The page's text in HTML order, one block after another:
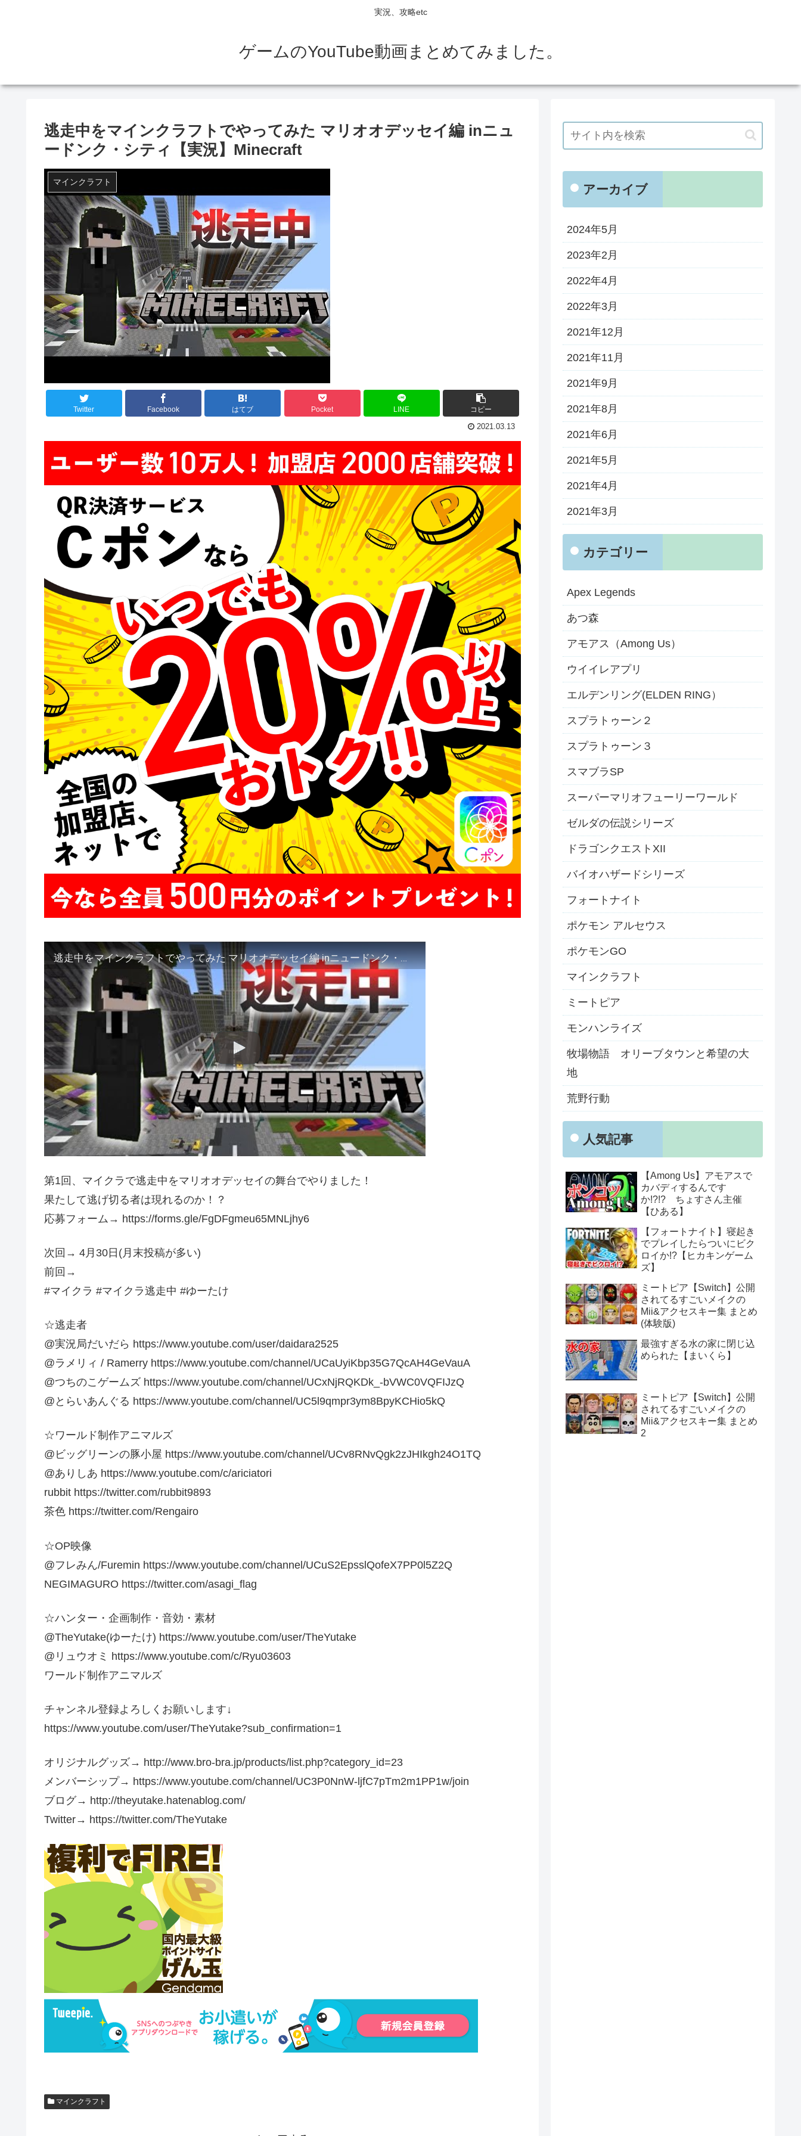
実況、攻略etc
ゲームのYouTube動画まとめてみました。
逃走中をマインクラフトでやってみた マリオオデッセイ編 inニュ
ードンク・シティ【実況】Minecraft
マインクラフト
Twitter Facebook はてブ Pocket LINE コピー
2021.03.13
逃走中をマインクラフトでやってみた マリオオデッセイ編 inニュードンク・シティ【実況】Minecraft
第1回、マイクラで逃走中をマリオオデッセイの舞台でやりました！
果たして逃げ切る者は現れるのか！？
応募フォーム→ https://forms.gle/FgDFgmeu65MNLjhy6
次回→ 4月30日(月末投稿が多い)
前回→
#マイクラ #マイクラ逃走中 #ゆーたけ
☆逃走者
@実況局だいだら https://www.youtube.com/user/daidara2525
@ラメリィ / Ramerry https://www.youtube.com/channel/UCaUyiKbp35G7QcAH4GeVauA
@つちのこゲームズ https://www.youtube.com/channel/UCxNjRQKDk_-bVWC0VQFIJzQ
@とらいあんぐる https://www.youtube.com/channel/UC5l9qmpr3ym8BpyKCHio5kQ
☆ワールド制作アニマルズ
@ビッグリーンの豚小屋 https://www.youtube.com/channel/UCv8RNvQgk2zJHIkgh24O1TQ
@ありしあ https://www.youtube.com/c/ariciatori
rubbit https://twitter.com/rubbit9893
茶色 https://twitter.com/Rengairo
☆OP映像
@フレみん/Furemin https://www.youtube.com/channel/UCuS2EpsslQofeX7PP0l5Z2Q
NEGIMAGURO https://twitter.com/asagi_flag
☆ハンター・企画制作・音効・素材
@TheYutake(ゆーたけ) https://www.youtube.com/user/TheYutake
@リュウオミ https://www.youtube.com/c/Ryu03603
ワールド制作アニマルズ
チャンネル登録よろしくお願いします↓
https://www.youtube.com/user/TheYutake?sub_confirmation=1
オリジナルグッズ→ http://www.bro-bra.jp/products/list.php?category_id=23
メンバーシップ→ https://www.youtube.com/channel/UC3P0NnW-ljfC7pTm2m1PP1w/join
ブログ→ http://theyutake.hatenablog.com/
Twitter→ https://twitter.com/TheYutake
マインクラフト
アーカイブ
2024年5月
2023年2月
2022年4月
2022年3月
2021年12月
2021年11月
2021年9月
2021年8月
2021年6月
2021年5月
2021年4月
2021年3月
カテゴリー
Apex Legends
あつ森
アモアス（Among Us）
ウイイレアプリ
エルデンリング(ELDEN RING）
スプラトゥーン２
スプラトゥーン３
スマブラSP
スーパーマリオフューリーワールド
ゼルダの伝説シリーズ
ドラゴンクエストXII
バイオハザードシリーズ
フォートナイト
ポケモン アルセウス
ポケモンGO
マインクラフト
ミートピア
モンハンライズ
牧場物語 オリーブタウンと希望の大
地
荒野行動
人気記事
【Among Us】アモアスで
カバディするんです
か!?!? ちょすさん主催
【ひある】
【フォートナイト】寝起き
でプレイしたらついにビク
ロイか!?【ヒカキンゲーム
ズ】
ミートピア【Switch】公開
されてるすごいメイクの
Mii&アクセスキー集 まとめ
(体験版)
最強すぎる水の家に閉じ込
められた【まいくら】
ミートピア【Switch】公開
されてるすごいメイクの
Mii&アクセスキー集 まとめ
2